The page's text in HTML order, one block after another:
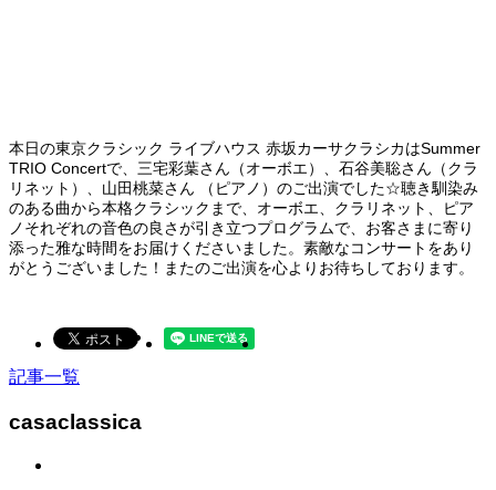
本日の東京クラシック ライブハウス 赤坂カーサクラシカはSummer
TRIO Concertで、三宅彩葉さん（オーボエ）、石谷美聡さん（クラ
リネット）、山田桃菜さん （ピアノ）のご出演でした☆聴き馴染み
のある曲から本格クラシックまで、オーボエ、クラリネット、ピア
ノそれぞれの音色の良さが引き立つプログラムで、お客さまに寄り
添った雅な時間をお届けくださいました。素敵なコンサートをあり
がとうございました！またのご出演を心よりお待ちしております。
記事一覧
casaclassica